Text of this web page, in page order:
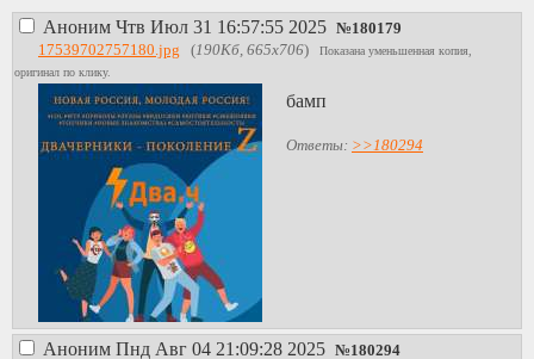
Аноним Чтв Июл 31 16:57:55 2025 №180179
17539702757180.jpg (190Кб, 665x706)
Показана уменьшенная копия,
оригинал по клику.
бамп
Ответы: >>180294
Аноним Пнд Авг 04 21:09:28 2025 №180294